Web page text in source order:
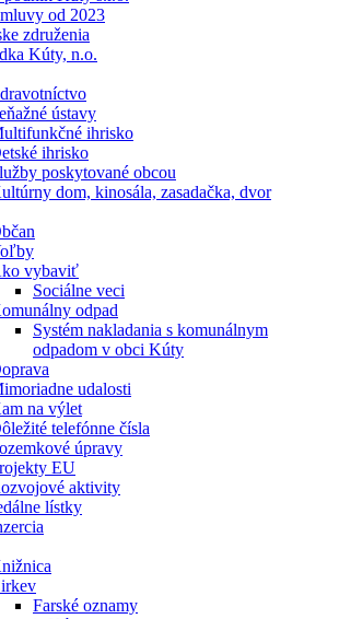
od 2023
združenia
Kúty, n.o.
ústavy
ihrisko
ihrisko
poskytované obcou
dom, kinosála, zasadačka, dvor
vybaviť
Sociálne veci
odpad
Systém nakladania s komunálnym
odpadom v obci Kúty
udalosti
na výlet
telefónne čísla
úpravy
EU
aktivity
lístky
Farské oznamy